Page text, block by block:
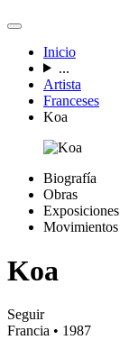
Inicio
...
Artista
Franceses
Koa
Biografía
Obras
Exposiciones
Movimientos
Koa
Seguir
Francia • 1987